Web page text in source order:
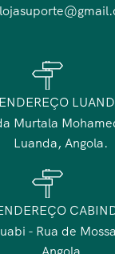
ENDEREÇO
Murtala
Luanda, Angola.
- Rua de